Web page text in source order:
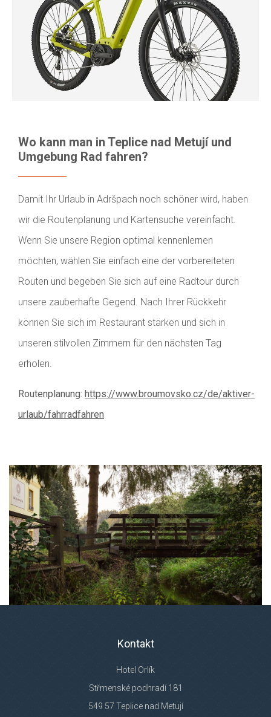
Wo kann man in Teplice nad Metují und
Umgebung Rad fahren?
Damit Ihr Urlaub in Adršpach noch schöner wird, haben
wir die Routenplanung und Kartensuche vereinfacht.
Wenn Sie unsere Region optimal kennenlernen
möchten, wählen Sie einfach eine der vorbereiteten
Routen und begeben Sie sich auf eine Radtour durch
unsere zauberhafte Gegend. Nach Ihrer Rückkehr
können Sie sich im Restaurant stärken und sich in
unseren stilvollen Zimmern für den nächsten Tag
erholen.
Routenplanung: https://www.broumovsko.cz/de/aktiver-
urlaub/fahrradfahren
Kontakt
Hotel Orlík
Střmenské podhradí 181
549 57 Teplice nad Metují